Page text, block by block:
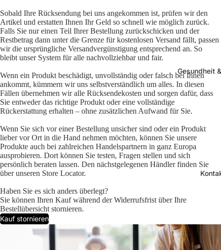
Gesundheit
Sobald Ihre Rücksendung bei uns angekommen ist, prüfen wir den
Artikel und erstatten Ihnen Ihr Geld so schnell wie möglich zurück.
Falls Sie nur einen Teil Ihrer Bestellung zurückschicken und der
Restbetrag dann unter die Grenze für kostenlosen Versand fällt, passen
wir die ursprüngliche Versandvergünstigung entsprechend an. So
bleibt unser System für alle nachvollziehbar und fair.
Wenn ein Produkt beschädigt, unvollständig oder falsch bei Ihnen
ankommt, kümmern wir uns selbstverständlich um alles. In diesen
Fällen übernehmen wir alle Rücksendekosten und sorgen dafür, dass
Sie entweder das richtige Produkt oder eine vollständige
Rückerstattung erhalten – ohne zusätzlichen Aufwand für Sie.
Wenn Sie sich vor einer Bestellung unsicher sind oder ein Produkt
lieber vor Ort in die Hand nehmen möchten, können Sie unsere
Produkte auch bei zahlreichen Handelspartnern in ganz Europa
ausprobieren. Dort können Sie testen, Fragen stellen und sich
persönlich beraten lassen. Den nächstgelegenen Händler finden Sie
über unseren Store Locator.
Haben Sie es sich anders überlegt?
Sie können Ihren Kauf während der Widerrufsfrist über Ihre
Bestellübersicht stornieren.
Kauf stornieren